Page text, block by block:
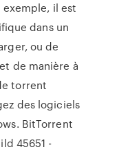
il est
dans un
ou de
de manière à
torrent
des logiciels
BitTorrent
45651 -